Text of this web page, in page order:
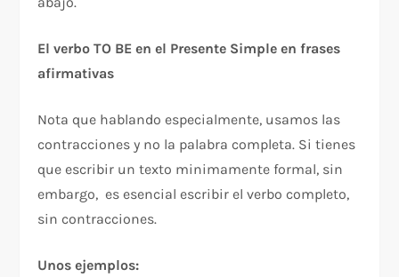
El verbo TO BE en el Presente Simple en frases
afirmativas
Nota que hablando especialmente, usamos las
contracciones y no la palabra completa. Si tienes
que escribir un texto minimamente formal, sin
embargo, es esencial escribir el verbo completo,
sin contracciones.
Unos ejemplos: